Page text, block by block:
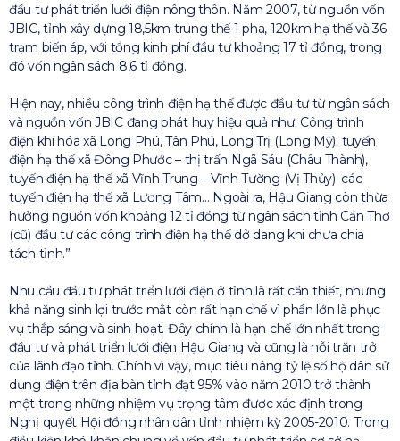
đầu tư phát triển lưới điện nông thôn. Năm 2007, từ nguồn vốn
JBIC, tỉnh xây dựng 18,5km trung thế 1 pha, 120km hạ thế và 36
trạm biến áp, với tổng kinh phí đầu tư khoảng 17 tỉ đồng, trong
đó vốn ngân sách 8,6 tỉ đồng.
Hiện nay, nhiều công trình điện hạ thế được đầu tư từ ngân sách
và nguồn vốn JBIC đang phát huy hiệu quả như: Công trình
điện khí hóa xã Long Phú, Tân Phú, Long Trị (Long Mỹ); tuyến
điện hạ thế xã Đông Phước – thị trấn Ngã Sáu (Châu Thành),
tuyến điện hạ thế xã Vĩnh Trung – Vĩnh Tường (Vị Thủy); các
tuyến điện hạ thế xã Lương Tâm… Ngoài ra, Hậu Giang còn thừa
hưởng nguồn vốn khoảng 12 tỉ đồng từ ngân sách tỉnh Cần Thơ
(cũ) đầu tư các công trình điện hạ thế dở dang khi chưa chia
tách tỉnh.”
Nhu cầu đầu tư phát triển lưới điện ở tỉnh là rất cần thiết, nhưng
khả năng sinh lợi trước mắt còn rất hạn chế vì phần lớn là phục
vụ thắp sáng và sinh hoạt. Đây chính là hạn chế lớn nhất trong
đầu tư và phát triển lưới điện Hậu Giang và cũng là nỗi trăn trở
của lãnh đạo tỉnh. Chính vì vậy, mục tiêu nâng tỷ lệ số hộ dân sử
dụng điện trên địa bàn tỉnh đạt 95% vào năm 2010 trở thành
một trong những nhiệm vụ trọng tâm được xác định trong
Nghị quyết Hội đồng nhân dân tỉnh nhiệm kỳ 2005-2010. Trong